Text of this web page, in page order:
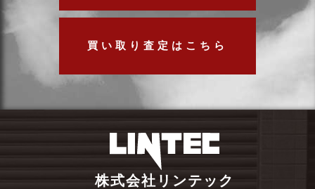
買い取り査定はこちら
株式会社リンテック